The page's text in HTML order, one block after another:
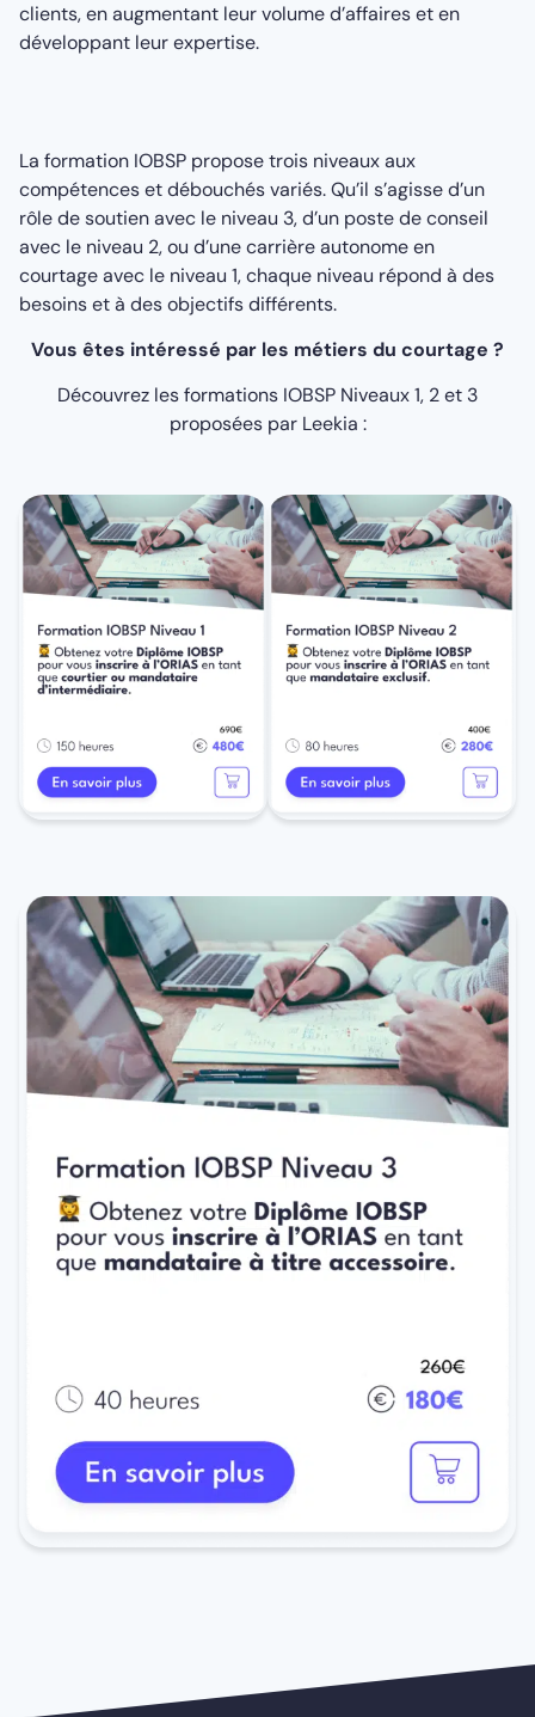
clients, en augmentant leur volume d’affaires et en
développant leur expertise.
La formation IOBSP propose trois niveaux aux
compétences et débouchés variés. Qu’il s’agisse d’un
rôle de soutien avec le niveau 3, d’un poste de conseil
avec le niveau 2, ou d’une carrière autonome en
courtage avec le niveau 1, chaque niveau répond à des
besoins et à des objectifs différents.
Vous êtes intéressé par les métiers du courtage ?
Découvrez les formations IOBSP Niveaux 1, 2 et 3
proposées par Leekia :